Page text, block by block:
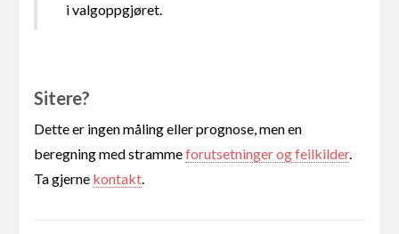
i valgoppgjøret.
Sitere?
Dette er ingen måling eller prognose, men en
beregning med strammeforutsetninger og feilkilder.
Ta gjerne kontakt.